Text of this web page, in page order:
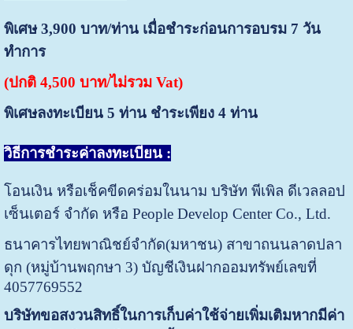
พิเศษ 3,900 บาท/ท่าน เมื่อชำระก่อนการอบรม 7 วัน
ทำการ
(ปกติ 4,500 บาท/ไม่รวม Vat)
พิเศษลงทะเบียน 5 ท่าน ชำระเพียง 4 ท่าน
วิธีการชำระค่าลงทะเบียน :
โอนเงิน หรือเช็คขีดคร่อมในนาม บริษัท พีเพิล ดีเวลลอป
เซ็นเตอร์ จำกัด หรือ People Develop Center Co., Ltd.
ธนาคารไทยพาณิชย์จำกัด(มหาชน) สาขาถนนลาดปลา
ดุก (หมู่บ้านพฤกษา 3) บัญชีเงินฝากออมทรัพย์เลขที่
4057769552
บริษัทขอสงวนสิทธิ์ในการเก็บค่าใช้จ่ายเพิ่มเติมหากมีค่า